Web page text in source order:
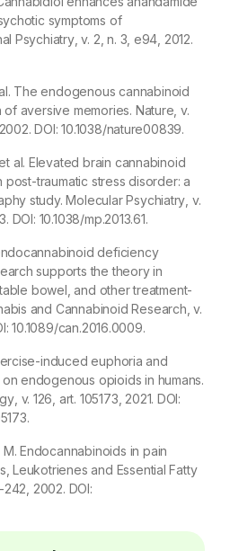
symptoms of
Psychiatry, v. 2, n. 3, e94, 2012.
The endogenous cannabinoid
aversive memories. Nature , v.
DOI: 10.1038/nature00839.
al. Elevated brain cannabinoid
post-traumatic stress disorder: a
study.Molecular Psychiatry , v.
DOI: 10.1038/mp.2013.61.
deficiency
supports the theory in
bowel, and other treatment-
and Cannabinoid Research , v.
10.1089/can.2016.0009.
induced euphoria and
endogenous opioids in humans.
, v. 126, art. 105173, 2021. DOI:
M. Endocannabinoids in pain
Leukotrienes and Essential Fatty
242, 2002. DOI: